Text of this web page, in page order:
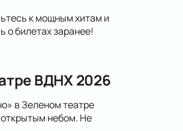
к мощным хитам и
о билетах заранее!
ВДНХ 2026
в Зеленом театре
небом. Не